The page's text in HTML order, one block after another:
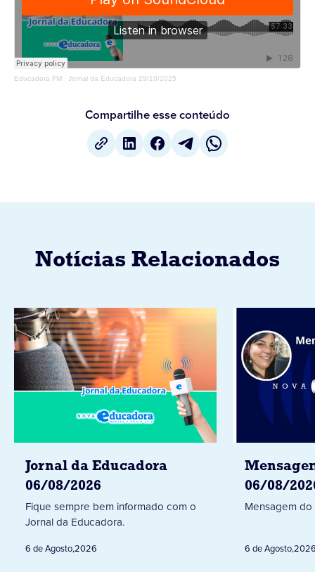
Educadora FM · Jornal da Educadora 29/10/2025
Compartilhe esse conteúdo
Notícias Relacionados
Jornal da Educadora
06/08/2026
Fique sempre bem informado com o
Jornal da Educadora.
6 de Agosto,2026
06/08/
Mensagem do
6 de Agosto,